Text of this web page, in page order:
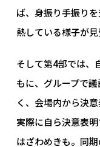
ば、身振り手振り
熱している様子が見
そして第4部では、
もに、グループで
く、会場内から決
実際に自ら決意表
はざわめきも。同